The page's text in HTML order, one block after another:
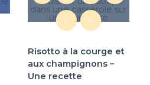
R R
Risotto à la courge et
aux champignons –
Une recette